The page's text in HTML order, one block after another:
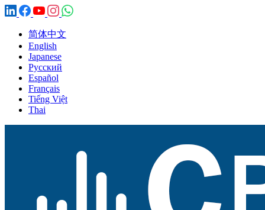
简体中文
English
Japanese
Русский
Español
Français
Tiếng Việt
Thai